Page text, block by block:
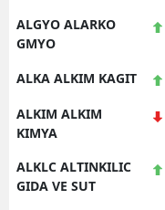
ALGYO ALARKO
GMYO
ALKA ALKIM KAGIT
ALKIM ALKIM
KIMYA
ALKLC ALTINKILIC
GIDA VE SUT